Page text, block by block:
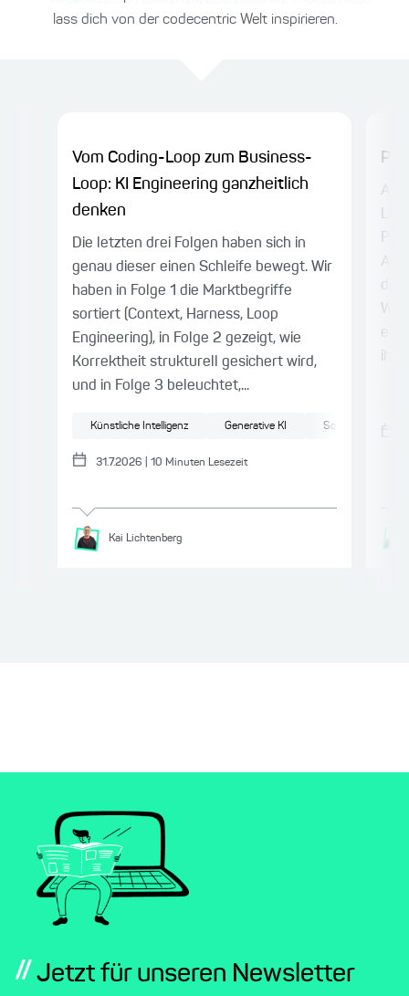
lass dich von der codecentric Welt inspirieren.
Vom Coding-Loop zum Business-
Loop: KI Engineering ganzheitlich
denken
Die letzten drei Folgen haben sich in
genau dieser einen Schleife bewegt. Wir
haben in Folge 1 die Marktbegriffe
sortiert (Context, Harness, Loop
Engineering), in Folge 2 gezeigt, wie
Korrektheit strukturell gesichert wird,
und in Folge 3 beleuchtet,...
Künstliche Intelligenz Generative KI
31.7.2026 10 Minuten Lesezeit
Kai Lichtenberg
die
// Jetzt für unseren Newsletter